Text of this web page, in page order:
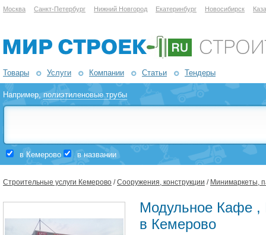
Москва Санкт-Петербург Нижний Новгород Екатеринбург Новосибирск
Товары Услуги Компании Статьи Тендеры
Например,полиэтиленовые трубы
в Кемерово в названии
Строительные услуги Кемерово /Сооружения, конструкции / Минимаркеты,
Модульное Кафе ,
в Кемерово